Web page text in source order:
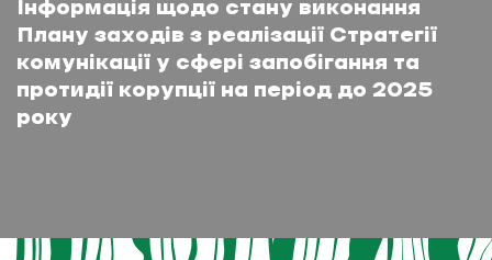
Інформація щодо стану виконання
Плану заходів з реалізації Стратегії
комунікації у сфері запобігання та
протидії корупції на період до 2025
року